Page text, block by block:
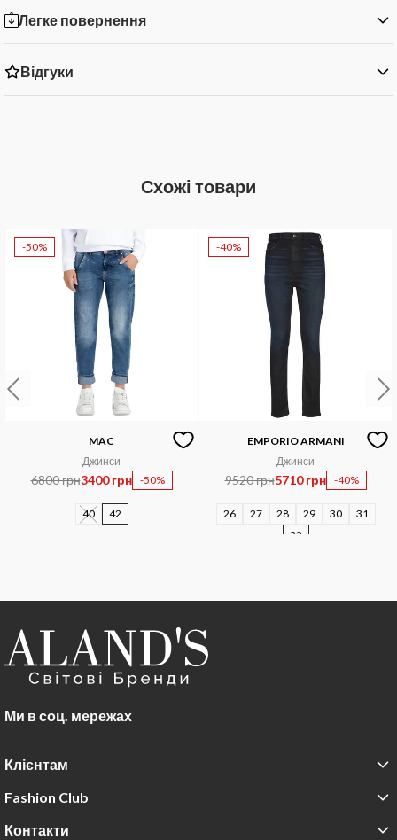
Легке повернення
Відгуки
Схожі товари
-50%
MAC
Джинси
6800 грн3400 грн -50%
40 42
-40%
EMPORIO ARMANI
Джинси
9520 грн5710 грн -40%
26 27 28 29 30
31
32
Ми в соц. мережах
Клієнтам
Fashion Club
Контакти